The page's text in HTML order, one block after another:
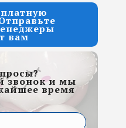
вам
звонок и мы
время